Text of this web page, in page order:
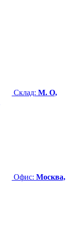
Склад: М. О,
Офис: Москва,